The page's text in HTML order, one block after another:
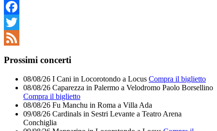
Facebook
Twitter
Prossimi concerti
08/08/26 I Cani in Locorotondo a Locus Compra il biglietto
08/08/26 Caparezza in Palermo a Velodromo Paolo Borsellino
Compra il biglietto
08/08/26 Fu Manchu in Roma a Villa Ada
09/08/26 Cardinals in Sestri Levante a Teatro Arena
Conchiglia